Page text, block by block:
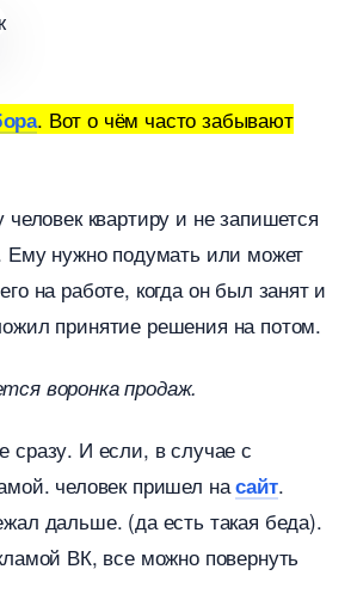
. Вот о чём часто забывают
человек квартиру и не запишется
Ему нужно подумать или может
на работе, когда он был занят и
принятие решения на потом.
воронка продаж.
сразу. И если, в случае с
человек пришел насайт.
дальше. (да есть такая беда).
ВК, все можно повернуть